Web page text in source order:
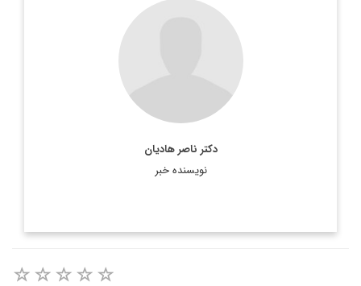
دکتر ناصر هادیان
نویسنده خبر